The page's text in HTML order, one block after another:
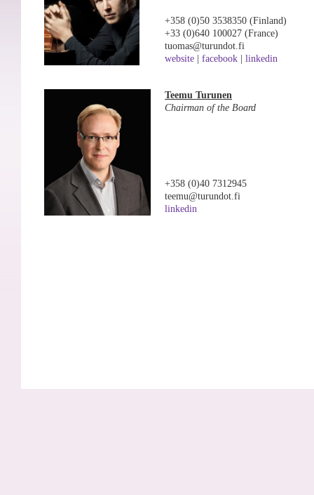
+358 (0)50 3538350 (Finland)
+33 (0)640 100027 (France)
tuomas@turundot.fi
website
facebook linkedin
Teemu Turunen
Chairman of the Board
+358 (0)40 7312945
teemu@turundot.fi
linkedin